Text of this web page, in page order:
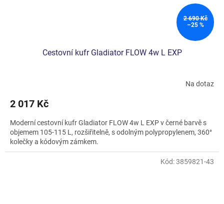
2 690 Kč
–25 %
Cestovní kufr Gladiator FLOW 4w L EXP
Na dotaz
2 017 Kč
Moderní cestovní kufr Gladiator FLOW 4w L EXP v černé barvě s
objemem 105-115 L, rozšiřitelně, s odolným polypropylenem, 360°
kolečky a kódovým zámkem.
Kód:3859821-43